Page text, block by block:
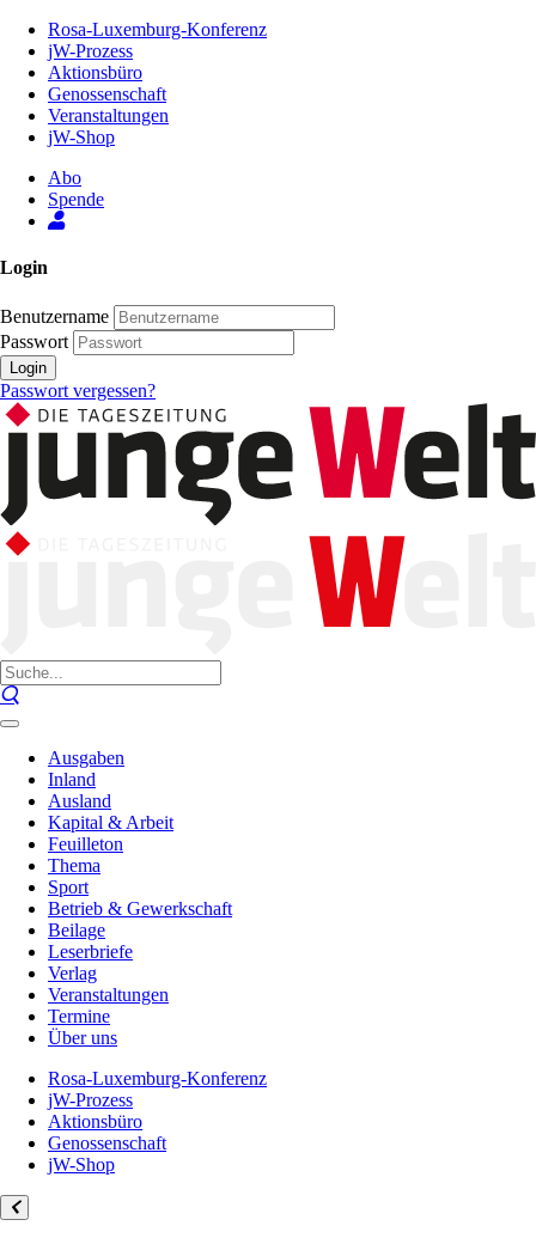
Inhalt
Seite
Rosa-Luxemburg-Konferenz
jW-Prozess
Aktionsbüro
Genossenschaft
Veranstaltungen
jW-Shop
Abo
Spende
Login
Benutzername
Passwort
Login
Passwort vergessen?
Ausgaben
Inland
Ausland
Kapital & Arbeit
Feuilleton
Thema
Sport
Betrieb & Gewerkschaft
Beilage
Leserbriefe
Verlag
Veranstaltungen
Termine
Über uns
Rosa-Luxemburg-Konferenz
jW-Prozess
Aktionsbüro
Genossenschaft
jW-Shop